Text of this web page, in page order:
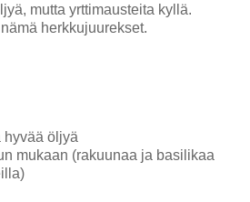
mutta yrttimausteita kyllä.
herkkujuurekset.
hyvää öljyä
mukaan (rakuunaa ja basilikaa